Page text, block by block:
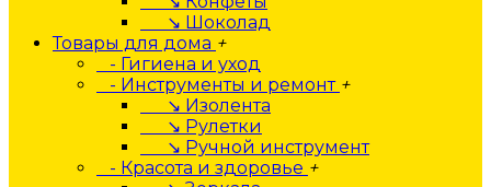
↘ Шоколад
Товары для дома +
- Гигиена и уход
- Инструменты и ремонт +
↘ Изолента
↘ Рулетки
↘ Ручной инструмент
- Красота и здоровье +